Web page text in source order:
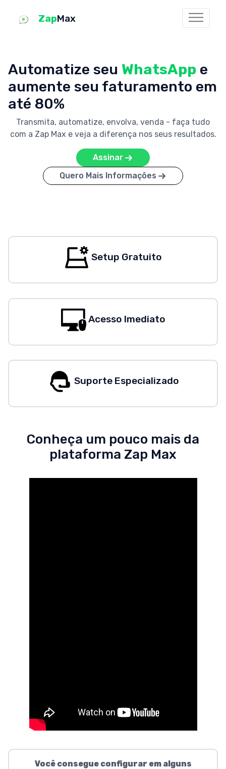
ZapMax
Automatize seu WhatsApp e
aumente seu faturamento em
até 80%
Transmita, automatize, envolva, venda - faça tudo
com a Zap Max e veja a diferença nos seus resultados.
Assinar
Quero Mais Informações
Setup Gratuito
Acesso Imediato
Suporte Especializado
Conheça um pouco mais da
plataforma Zap Max
Você consegue configurar em alguns